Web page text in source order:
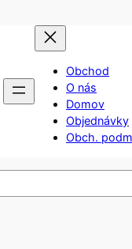
Obchod
O nás
Domov
Objednávky
Obch.